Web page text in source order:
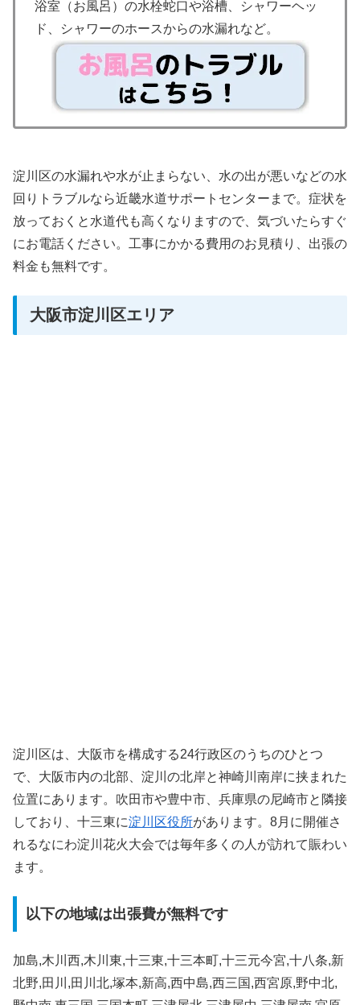
浴室（お風呂）の水栓蛇口や浴槽、シャワーヘッ
ド、シャワーのホースからの水漏れなど。
淀川区の水漏れや水が止まらない、水の出が悪いなどの水
回りトラブルなら近畿水道サポートセンターまで。症状を
放っておくと水道代も高くなりますので、気づいたらすぐ
にお電話ください。工事にかかる費用のお見積り、出張の
料金も無料です。
大阪市淀川区エリア
淀川区は、大阪市を構成する24行政区のうちのひとつ
で、大阪市内の北部、淀川の北岸と神崎川南岸に挟まれた
位置にあります。吹田市や豊中市、兵庫県の尼崎市と隣接
しており、十三東に淀川区役所があります。8月に開催さ
れるなにわ淀川花火大会では毎年多くの人が訪れて賑わい
ます。
以下の地域は出張費が無料です
加島,木川西,木川東,十三東,十三本町,十三元今宮,十八条,新
北野,田川,田川北,塚本,新高,西中島,西三国,西宮原,野中北,